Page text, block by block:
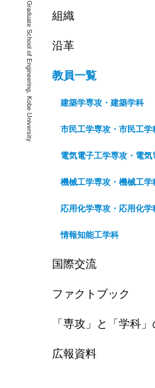
Graduate School of Engineering, Kobe University 組織
沿革
教員一覧
建築学専攻・建築学科
市民工学専攻・市民工学
電気電子工学専攻・電気
機械工学専攻・機械工学
応用化学専攻・応用化学
情報知能工学科
国際交流
ファクトブック
「専攻」と「学科
広報資料